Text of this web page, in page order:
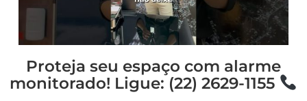
Proteja seu espaço com alarme
monitorado! Ligue: (22) 2629-1155